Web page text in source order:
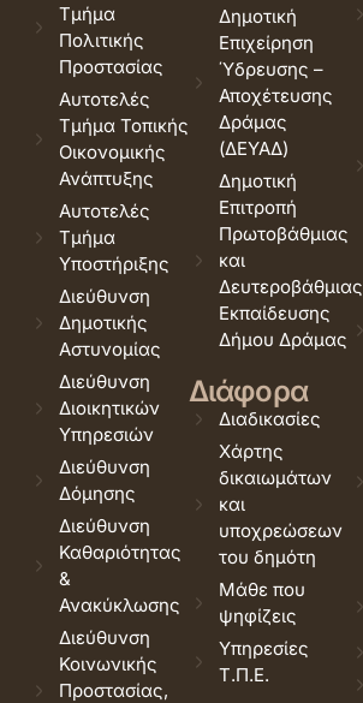
Τμήμα
Πολιτικής
Προστασίας
Αυτοτελές
Τμήμα Τοπικής
Οικονομικής
Ανάπτυξης
Αυτοτελές
Τμήμα
Υποστήριξης
Διεύθυνση
Δημοτικής
Αστυνομίας
Διεύθυνση
Διοικητικών
Υπηρεσιών
Διεύθυνση
Δόμησης
Διεύθυνση
Καθαριότητας
&
Ανακύκλωσης
Διεύθυνση
Κοινωνικής
Προστασίας,
Δημοτική
Επιχείρηση
Ύδρευσης –
Αποχέτευσης
Δράμας
(ΔΕΥΑΔ)
Δημοτική
Επιτροπή
Πρωτοβάθμιας
και
Δευτεροβάθμιας
Εκπαίδευσης
Δήμου Δράμας
Διάφορα
Διαδικασίες
Χάρτης
δικαιωμάτων
και
υποχρεώσεων
του δημότη
Μάθε που
ψηφίζεις
Υπηρεσίες
Τ.Π.Ε.